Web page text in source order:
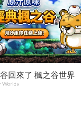
回來了 楓之谷世界
Worlds